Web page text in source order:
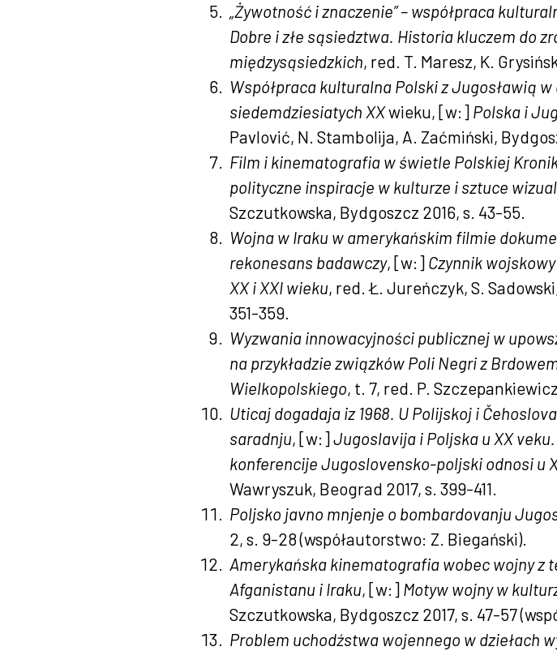
„Żywotność i znaczenie” – współpraca
Dobre i złe sąsiedztwa. Historia kluczem do
międzysąsiedzkich, red. T. Maresz, K.
Współpraca kulturalna Polski z Jugosławią
siedemdziesiatych XXwieku, [w:] Polska i
Pavlović, N. Stambolija, A. Zaćmiński,
Film i kinematografia w świetle Polskiej
polityczne inspiracje w kulturze i sztuce
Szczutkowska, Bydgoszcz 2016, s. 43-55.
Wojna w Iraku w amerykańskim filmie
rekonesans badawczy, [w:] Czynnik
XX i XXI wieku, red. Ł. Jureńczyk, S.
351-359.
Wyzwania innowacyjności publicznej w
na przykładzie związków Poli Negri z
Wielkopolskiego, t. 7, red. P.
Uticaj dogadaja iz 1968. U Polijskoj i
saradnju, [w:] Jugoslavija i Poljska u XX
konferencije Jugoslovensko-poljski odnosi u
Wawryszuk, Beograd 2017, s. 399-411.
Poljsko javno mnjenje o bombardovanju
2, s. 9-28 (współautorstwo: Z. Biegański).
Amerykańska kinematografia wobec wojny z
Afganistanu i Iraku, [w:] Motyw wojny w
Szczutkowska, Bydgoszcz 2017, s. 47-57
Problem uchodźstwa wojennego w dziełach